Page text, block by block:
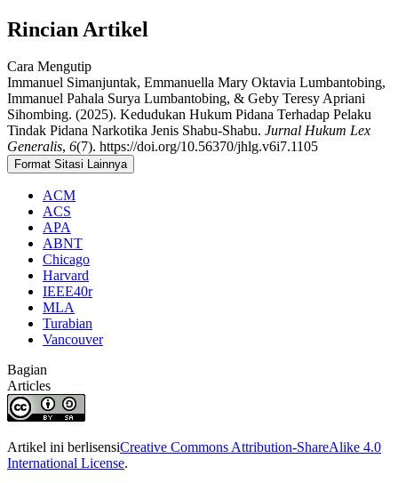
Rincian Artikel
Cara Mengutip
Immanuel Simanjuntak, Emmanuella Mary Oktavia Lumbantobing,
Immanuel Pahala Surya Lumbantobing, & Geby Teresy Apriani
Sihombing. (2025). Kedudukan Hukum Pidana Terhadap Pelaku
Tindak Pidana Narkotika Jenis Shabu-Shabu. Jurnal Hukum Lex
Generalis, 6(7). https://doi.org/10.56370/jhlg.v6i7.1105
Format Sitasi Lainnya
ACM
ACS
APA
ABNT
Chicago
Harvard
IEEE40r
MLA
Turabian
Vancouver
Bagian
Articles
Artikel ini berlisensiCreative Commons Attribution-ShareAlike 4.0
International License.